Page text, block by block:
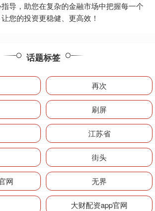
导，助您在复杂的金融市场中把握每一个
您的投资更稳健、更高效！
话题标签
再次
刷屏
江苏省
街头
网 无界
大财配资app官网